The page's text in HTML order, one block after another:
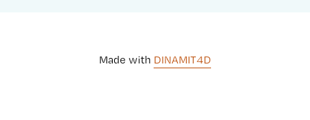
Made with DINAMIT4D